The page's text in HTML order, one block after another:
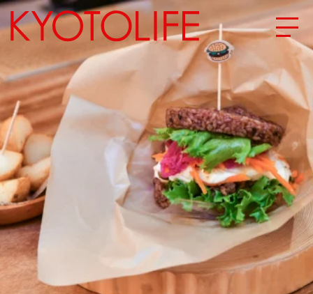
エリアから探す
地図から探す
カテゴリーから探す
SPECIAL
NEW OPEN
SERIES